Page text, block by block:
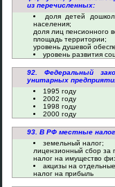
из перечисленных:
доля детей
населения;
доля лиц пенсионного
площадь территории;
уровень душевой
уровень развития
92. Федеральный
унитарных
1995 году
2002 году
1998 году
2000 году
93. В РФ местные
земельный налог;
лицензионный сбор за
налог на имущество
акцизы на
налог на прибыль